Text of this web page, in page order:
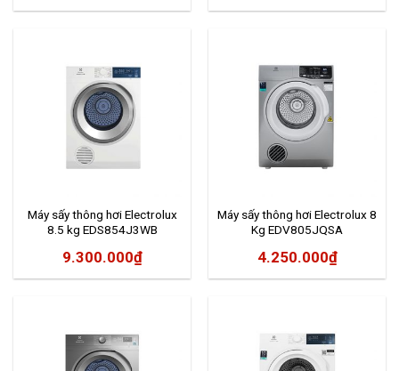
Máy sấy thông hơi Electrolux
8.5 kg EDS854J3WB
9.300.000₫
Máy sấy thông hơi Electrolux 8
Kg EDV805JQSA
4.250.000₫